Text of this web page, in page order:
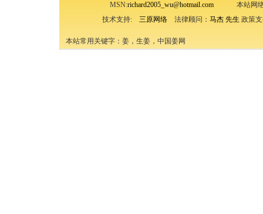
MSN:richard2005_wu@hotmail.com本站网络
技术支持: 三原网络法律顾问： 马杰 先生 政策
本站常用关键字：姜，生姜，中国姜网